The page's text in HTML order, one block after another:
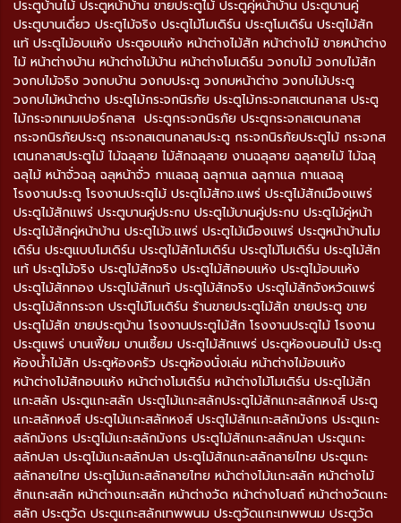
ประตูบ้านไม้ ประตูหน้าบ้าน ขายประตูไม้ ประตูคู่หน้าบ้าน ประตูบานคู่
ประตูบานเดี่ยว ประตูไม้จริง ประตูไม้โมเดิร์น ประตูโมเดิร์น ประตูไม้สัก
แท้ ประตูไม้อบแห้ง ประตูอบแห้ง หน้าต่างไม้สัก หน้าต่างไม้ ขายหน้าต่าง
ไม้ หน้าต่างบ้าน หน้าต่างไม้บ้าน หน้าต่างโมเดิร์น วงกบไม้ วงกบไม้สัก
วงกบไม้จริง วงกบบ้าน วงกบประตู วงกบหน้าต่าง วงกบไม้ประตู
วงกบไม้หน้าต่าง ประตูไม้กระจกนิรภัย ประตูไม้กระจกสเตนกลาส ประตู
ไม้กระจกเทมเปอร์กลาส ประตูกระจกนิรภัย ประตูกระจกสเตนกลาส
กระจกนิรภัยประตู กระจกสเตนกลาสประตู กระจกนิรภัยประตูไม้ กระจกส
เตนกลาสประตูไม้ ไม้ฉลุลาย ไม้สักฉลุลาย งานฉลุลาย ฉลุลายไม้ ไม้ฉลุ
ฉลุไม้ หน้าจั่วฉลุ ฉลุหน้าจั่ว กาแลฉลุ ฉลุกาแล ฉลุกาแล กาแลฉลุ
โรงงานประตู โรงงานประตูไม้ ประตูไม้สักจ.แพร่ ประตูไม้สักเมืองแพร่
ประตูไม้สักแพร่ ประตูบานคู่ประกบ ประตูไม้บานคู่ประกบ ประตูไม้คู่หน้า
ประตูไม้สักคู่หน้าบ้าน ประตูไม้จ.แพร่ ประตูไม้เมืองแพร่ ประตูหน้าบ้านโม
เดิร์น ประตูแบบโมเดิร์น ประตูไม้สักโมเดิร์น ประตูไม้โมเดิร์น ประตูไม้สัก
แท้ ประตูไม้จริง ประตูไม้สักจริง ประตูไม้สักอบแห้ง ประตูไม้อบแห้ง
ประตูไม้สักทอง ประตูไม้สักแท้ ประตูไม้สักจริง ประตูไม้สักจังหวัดแพร่
ประตูไม้สักกระจก ประตูไม้โมเดิร์น ร้านขายประตูไม้สัก ขายประตู ขาย
ประตูไม้สัก ขายประตูบ้าน โรงงานประตูไม้สัก โรงงานประตูไม้ โรงงาน
ประตูแพร่ บานเฟี้ยม บานเซี้ยม ประตูไม้สักแพร่ ประตูห้องนอนไม้ ประตู
ห้องน้ำไม้สัก ประตูห้องครัว ประตูห้องนั่งเล่น หน้าต่างไม้อบแห้ง
หน้าต่างไม้สักอบแห้ง หน้าต่างโมเดิร์น หน้าต่างไม้โมเดิร์น ประตูไม้สัก
แกะสลัก ประตูแกะสลัก ประตูไม้แกะสลักประตูไม้สักแกะสลักหงส์ ประตู
แกะสลักหงส์ ประตูไม้แกะสลักหงส์ ประตูไม้สักแกะสลักมังกร ประตูแกะ
สลักมังกร ประตูไม้แกะสลักมังกร ประตูไม้สักแกะสลักปลา ประตูแกะ
สลักปลา ประตูไม้แกะสลักปลา ประตูไม้สักแกะสลักลายไทย ประตูแกะ
สลักลายไทย ประตูไม้แกะสลักลายไทย หน้าต่างไม้แกะสลัก หน้าต่างไม้
สักแกะสลัก หน้าต่างแกะสลัก หน้าต่างวัด หน้าต่างโบสถ์ หน้าต่างวัดแกะ
สลัก ประตูวัด ประตูแกะสลักเทพพนม ประตูวัดแกะเทพพนม ประตูวัด